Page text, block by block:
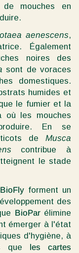
mouches en
aenescens,
Également
noires des
sont de voraces
domestiques.
humides et
le fumier et la
où les mouches
En se
de Musca
contribue à
le stade
BioFly forment un
des
BioParélimine
émerger à l'état
d'hygiène, à
que les cartes